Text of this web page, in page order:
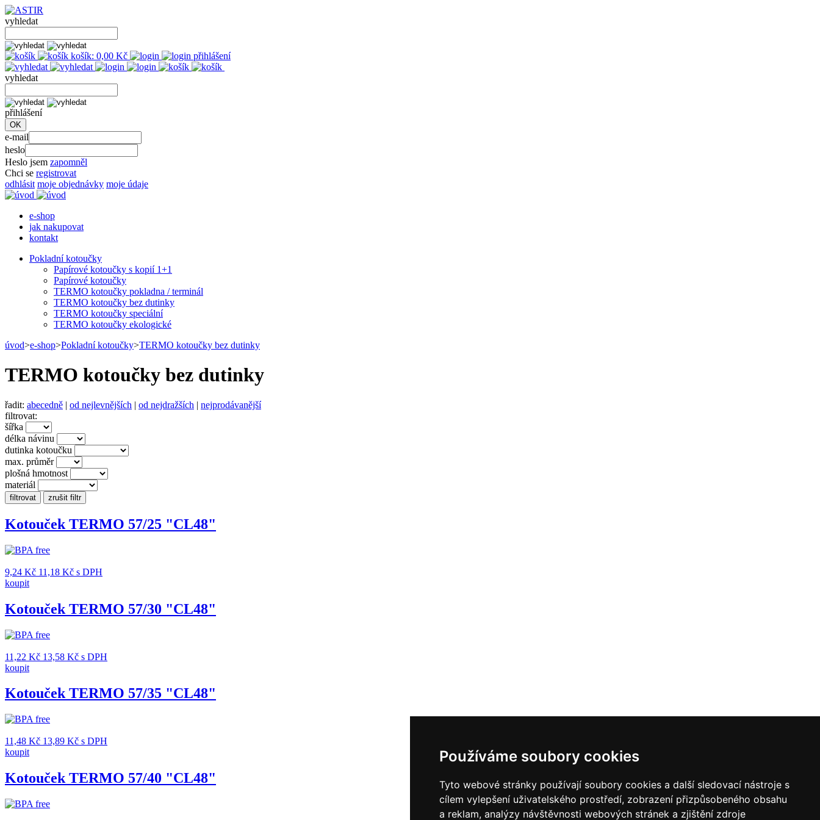
Používáme soubory cookies
Tyto webové stránky používají soubory cookies a další sledovací nástroje s
cílem vylepšení uživatelského prostředí, zobrazení přizpůsobeného obsahu
a reklam, analýzy návštěvnosti webových stránek a zjištění zdroje
vyhledat
košík: 0,00 Kč přihlášení
vyhledat
přihlášení
e-mail
heslo
Heslo jsem zapomněl
Chci se registrovat
odhlásit moje objednávky moje údaje
e-shop
jak nakupovat
kontakt
Pokladní kotoučky
Papírové kotoučky s kopií 1+1
Papírové kotoučky
TERMO kotoučky pokladna / terminál
TERMO kotoučky bez dutinky
TERMO kotoučky speciální
TERMO kotoučky ekologické
úvod>e-shop>Pokladní kotoučky>TERMO kotoučky bez dutinky
TERMO kotoučky bez dutinky
řadit: abecedně | od nejlevnějších | od nejdražších | nejprodávanější
filtrovat:
šířka
délka návinu
dutinka kotoučku
max. průměr
plošná hmotnost
materiál
Kotouček TERMO 57/25 "CL48"
9,24 Kč 11,18 Kč s DPH
koupit
Kotouček TERMO 57/30 "CL48"
11,22 Kč 13,58 Kč s DPH
koupit
Kotouček TERMO 57/35 "CL48"
11,48 Kč 13,89 Kč s DPH
koupit
Kotouček TERMO 57/40 "CL48"